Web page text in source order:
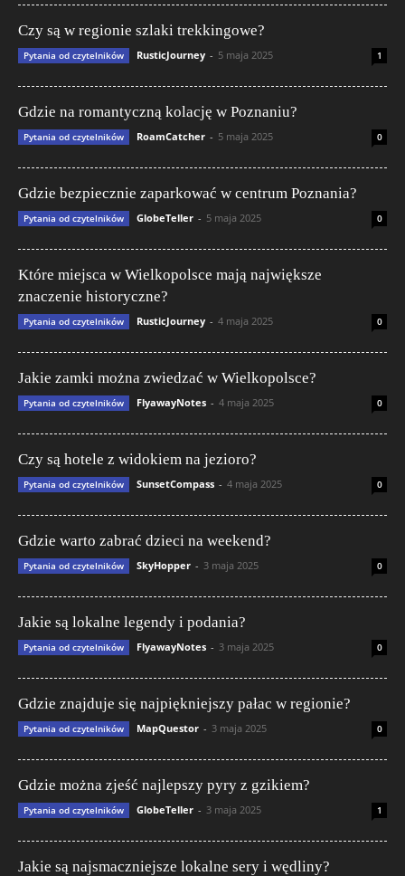
Czy są w regionie szlaki trekkingowe?
Pytania od czytelników RusticJourney - 5 maja 2025 1
Gdzie na romantyczną kolację w Poznaniu?
Pytania od czytelników RoamCatcher - 5 maja 2025 0
Gdzie bezpiecznie zaparkować w centrum Poznania?
Pytania od czytelników GlobeTeller - 5 maja 2025 0
Które miejsca w Wielkopolsce mają największe
znaczenie historyczne?
Pytania od czytelników RusticJourney - 4 maja 2025 0
Jakie zamki można zwiedzać w Wielkopolsce?
Pytania od czytelników FlyawayNotes - 4 maja 2025 0
Czy są hotele z widokiem na jezioro?
Pytania od czytelników SunsetCompass - 4 maja 2025 0
Gdzie warto zabrać dzieci na weekend?
Pytania od czytelników SkyHopper - 3 maja 2025 0
Jakie są lokalne legendy i podania?
Pytania od czytelników FlyawayNotes - 3 maja 2025 0
Gdzie znajduje się najpiękniejszy pałac w regionie?
Pytania od czytelników MapQuestor - 3 maja 2025 0
Gdzie można zjeść najlepszy pyry z gzikiem?
Pytania od czytelników GlobeTeller - 3 maja 2025 1
Jakie są najsmaczniejsze lokalne sery i wędliny?